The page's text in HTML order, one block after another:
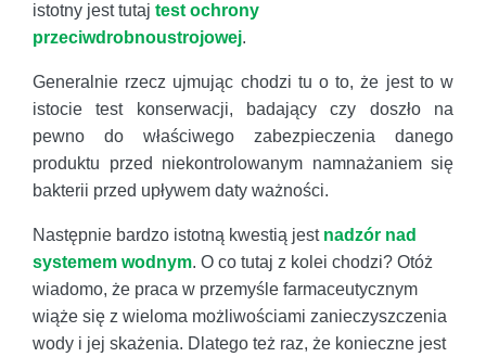
istotny jest tutaj test ochrony
przeciwdrobnoustrojowej.
Generalnie rzecz ujmując chodzi tu o to, że jest to w
istocie test konserwacji, badający czy doszło na
pewno do właściwego zabezpieczenia danego
produktu przed niekontrolowanym namnażaniem się
bakterii przed upływem daty ważności.
Następnie bardzo istotną kwestią jest nadzór nad
systemem wodnym. O co tutaj z kolei chodzi? Otóż
wiadomo, że praca w przemyśle farmaceutycznym
wiąże się z wieloma możliwościami zanieczyszczenia
wody i jej skażenia. Dlatego też raz, że konieczne jest